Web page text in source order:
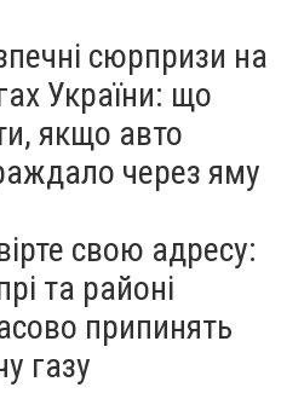
сюрпризи на
України: що
якщо авто
через яму
свою адресу:
та районі
припинять
газу